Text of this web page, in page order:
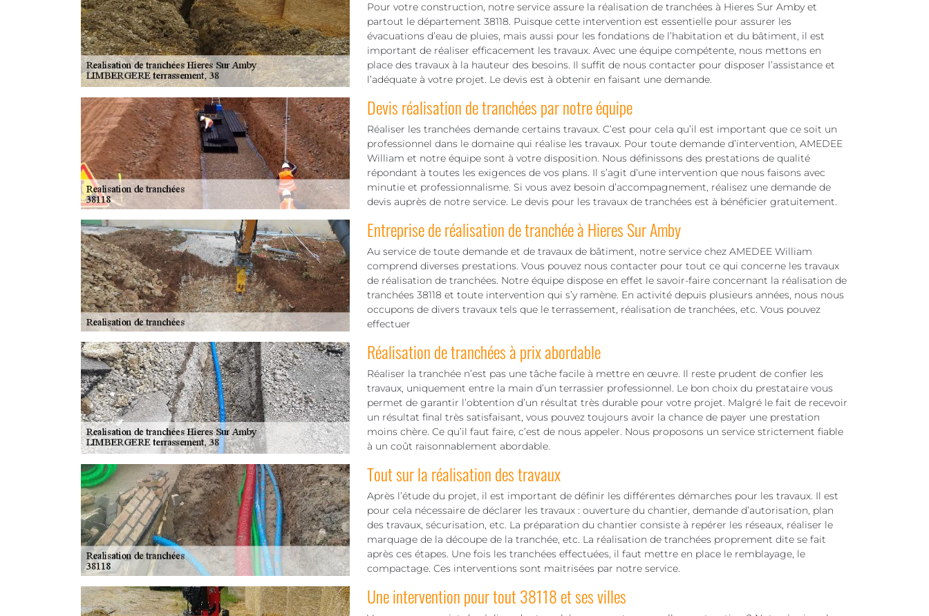
Pour votre construction, notre service assure la réalisation de tranchées à Hieres Sur Amby et
partout le département 38118. Puisque cette intervention est essentielle pour assurer les
évacuations d’eau de pluies, mais aussi pour les fondations de l’habitation et du bâtiment, il est
important de réaliser efficacement les travaux. Avec une équipe compétente, nous mettons en
place des travaux à la hauteur des besoins. Il suffit de nous contacter pour disposer l’assistance et
l’adéquate à votre projet. Le devis est à obtenir en faisant une demande.
Devis réalisation de tranchées par notre équipe
Réaliser les tranchées demande certains travaux. C’est pour cela qu’il est important que ce soit un
professionnel dans le domaine qui réalise les travaux. Pour toute demande d’intervention, AMEDEE
William et notre équipe sont à votre disposition. Nous définissons des prestations de qualité
répondant à toutes les exigences de vos plans. Il s’agit d’une intervention que nous faisons avec
minutie et professionnalisme. Si vous avez besoin d’accompagnement, réalisez une demande de
devis auprès de notre service. Le devis pour les travaux de tranchées est à bénéficier gratuitement.
Entreprise de réalisation de tranchée à Hieres Sur Amby
Au service de toute demande et de travaux de bâtiment, notre service chez AMEDEE William
comprend diverses prestations. Vous pouvez nous contacter pour tout ce qui concerne les travaux
de réalisation de tranchées. Notre équipe dispose en effet le savoir-faire concernant la réalisation de
tranchées 38118 et toute intervention qui s’y ramène. En activité depuis plusieurs années, nous nous
occupons de divers travaux tels que le terrassement, réalisation de tranchées, etc. Vous pouvez
effectuer
Réalisation de tranchées à prix abordable
Réaliser la tranchée n’est pas une tâche facile à mettre en œuvre. Il reste prudent de confier les
travaux, uniquement entre la main d’un terrassier professionnel. Le bon choix du prestataire vous
permet de garantir l’obtention d’un résultat très durable pour votre projet. Malgré le fait de recevoir
un résultat final très satisfaisant, vous pouvez toujours avoir la chance de payer une prestation
moins chère. Ce qu’il faut faire, c’est de nous appeler. Nous proposons un service strictement fiable
à un coût raisonnablement abordable.
Tout sur la réalisation des travaux
Après l’étude du projet, il est important de définir les différentes démarches pour les travaux. Il est
pour cela nécessaire de déclarer les travaux : ouverture du chantier, demande d’autorisation, plan
des travaux, sécurisation, etc. La préparation du chantier consiste à repérer les réseaux, réaliser le
marquage de la découpe de la tranchée, etc. La réalisation de tranchées proprement dite se fait
après ces étapes. Une fois les tranchées effectuées, il faut mettre en place le remblayage, le
compactage. Ces interventions sont maitrisées par notre service.
Une intervention pour tout 38118 et ses villes